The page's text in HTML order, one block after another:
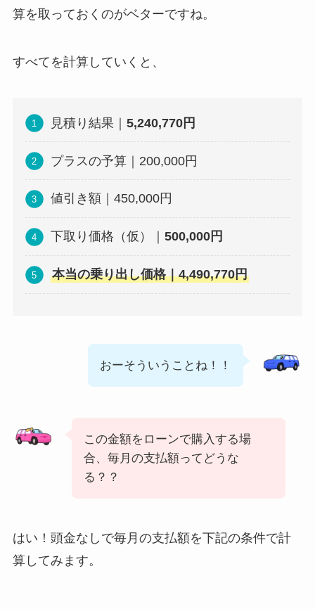
算を取っておくのがベターですね。
すべてを計算していくと、
見積り結果｜ 5,240,770円
プラスの予算｜200,000円
値引き額｜450,000円
下取り価格（仮）｜ 500,000円
本当の乗り出し価格｜4,490,770円
おーそういうことね！！
この金額をローンで購入する場
合、毎月の支払額ってどうな
る？？
はい！頭金なしで毎月の支払額を下記の条件で計
算してみます。